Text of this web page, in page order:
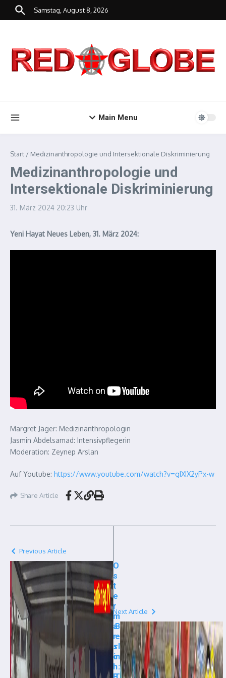
Zum Inhalt springen
Samstag, August 8, 2026
Main Menu
Start / Medizinanthropologie und Intersektionale Diskriminierung
Medizinanthropologie und
Intersektionale Diskriminierung
31. März 2024 20:23 Uhr
Yeni Hayat Neues Leben, 31. März 2024:
Margret Jäger: Medizinanthropologin
Jasmin Abdelsamad: Intensivpflegerin
Moderation: Zeynep Arslan
Auf Youtube: https://www.youtube.com/watch?v=gIXIX2yPx-w
Share Article
Previous Article
O
s
t
e
r
m
a
r
s
c
h
Next Article
B
e
rl
in
: